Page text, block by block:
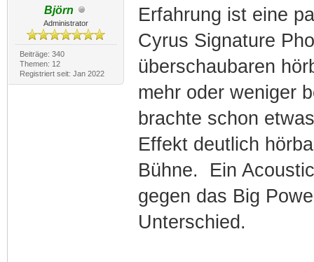
Björn
Administrator
Beiträge: 340
Themen: 12
Registriert seit: Jan 2022
Erfahrung ist eine
Cyrus Signature
überschaubaren
mehr oder weniger
brachte schon
Effekt deutlich
Bühne. Ein
gegen das Big
Unterschied.